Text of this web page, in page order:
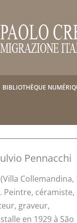
BIBLIOTHÈQUE
Pennacchi
Collemandina,
Peintre, céramiste,
graveur,
en 1929 à São